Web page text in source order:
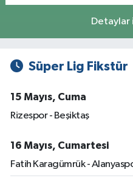
Detaylar
Süper Lig Fikstür
15 Mayıs, Cuma
Rizespor - Beşiktaş
16 Mayıs, Cumartesi
Fatih Karagümrük -